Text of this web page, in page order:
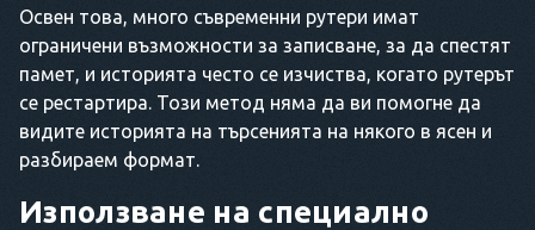
Освен това, много съвременни рутери имат
ограничени възможности за записване, за да спестят
памет, и историята често се изчиства, когато рутерът
се рестартира. Този метод няма да ви помогне да
видите историята на търсенията на някого в ясен и
разбираем формат.
Използване на специално